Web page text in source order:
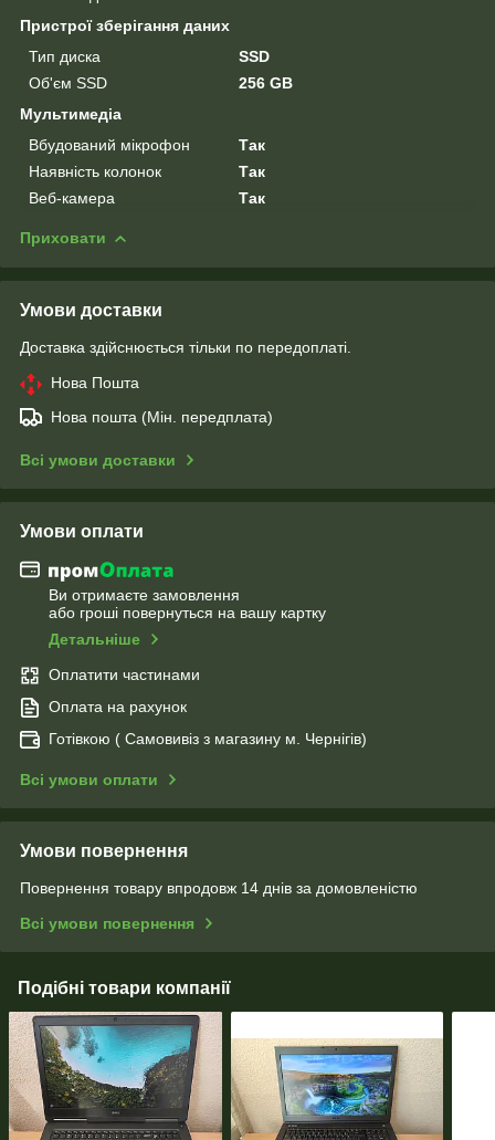
Пристрої зберігання даних
Тип диска
SSD
Об'єм SSD
256 GB
Мультимедіа
Вбудований мікрофон
Так
Наявність колонок
Так
Веб-камера
Так
Приховати
Умови доставки
Доставка здійснюється тільки по передоплаті.
Нова Пошта
Нова пошта (Мін. передплата)
Всі умови доставки
Умови оплати
Ви отримаєте замовлення
або гроші повернуться на вашу картку
Детальніше
Оплатити частинами
Оплата на рахунок
Готівкою ( Самовивіз з магазину м. Чернігів)
Всі умови оплати
Умови повернення
Повернення товару впродовж 14 днів за домовленістю
Всі умови повернення
Подібні товари компанії